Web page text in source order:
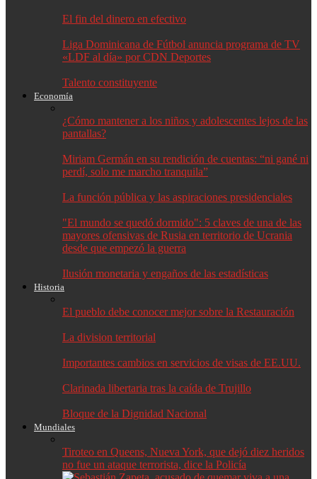
El fin del dinero en efectivo
Liga Dominicana de Fútbol anuncia programa de TV
«LDF al día» por CDN Deportes
Talento constituyente
Economía
¿Cómo mantener a los niños y adolescentes lejos de las
pantallas?
Miriam Germán en su rendición de cuentas: “ni gané ni
perdí, solo me marcho tranquila”
La función pública y las aspiraciones presidenciales
"El mundo se quedó dormido": 5 claves de una de las
mayores ofensivas de Rusia en territorio de Ucrania
desde que empezó la guerra
Ilusión monetaria y engaños de las estadísticas
Historia
El pueblo debe conocer mejor sobre la Restauración
La division territorial
Importantes cambios en servicios de visas de EE.UU.
Clarinada libertaria tras la caída de Trujillo
Bloque de la Dignidad Nacional
Mundiales
Tiroteo en Queens, Nueva York, que dejó diez heridos
no fue un ataque terrorista, dice la Policía